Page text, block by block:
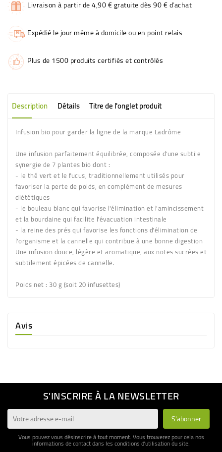
Livraison à partir de 4,90 € gratuite dès 90 € d'achat
Expédié le jour même à domicile ou en point relais
Plus de 1500 produits certifiés et contrôlés
Description Détails Titre de l'onglet produit
Infusion bio pour garder la ligne de la marque Ladrôme
Une infusion parfaitement équilibrée, composée d'une subtile
synergie de 7 plantes bio dont :
- le thé vert et le fucus, traditionnellement utilisés pour
favoriser la perte de poids, en complément de mesures
diététiques
- le bouleau blanc qui favorise l'élimination et l'amincissement
et la bourdaine qui facilite l'évacuation intestinale
- la reine des prés qui favorise les fonctions d'élimination de
l'organisme et la cannelle qui contribue à une bonne digestion
Une infusion douce, légère et aromatique, aux notes sucrées et
subtilement épicées de cannelle.
Poids net : 30 g (soit 20 infusettes)
Avis
S'INSCRIRE À LA NEWSLETTER
Vous pouvez vous désinscrire à tout moment. Vous trouverez pour cela nos
informations de contact dans les conditions d'utilisation du site.